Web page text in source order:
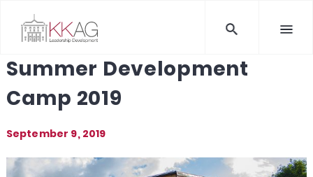
Summer Development
Camp 2019
September 9, 2019